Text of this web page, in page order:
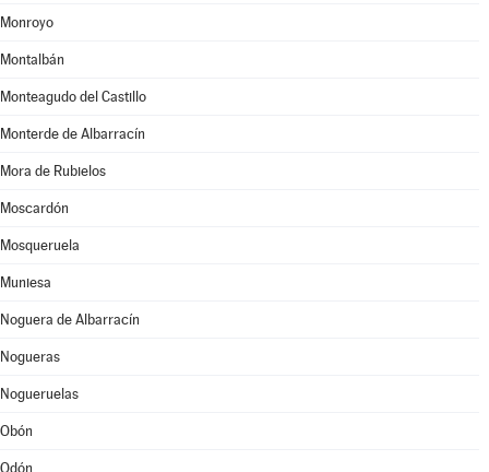
Monroyo
Montalbán
Monteagudo del Castillo
Monterde de Albarracín
Mora de Rubielos
Moscardón
Mosqueruela
Muniesa
Noguera de Albarracín
Nogueras
Nogueruelas
Obón
Odón